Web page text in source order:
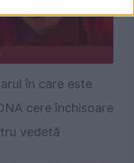
în care este
cere închisoare
vedetă